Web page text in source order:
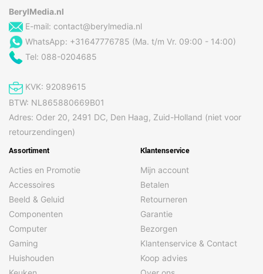
BerylMedia.nl
E-mail: contact@berylmedia.nl
WhatsApp: +31647776785 (Ma. t/m Vr. 09:00 - 14:00)
Tel: 088-0204685
KVK: 92089615
BTW: NL865880669B01
Adres: Oder 20, 2491 DC, Den Haag, Zuid-Holland (niet voor
retourzendingen)
Assortiment
Acties en Promotie
Accessoires
Beeld & Geluid
Componenten
Computer
Gaming
Huishouden
Klantenservice
Mijn account
Betalen
Retourneren
Garantie
Bezorgen
Klantenservice & Contact
Koop advies